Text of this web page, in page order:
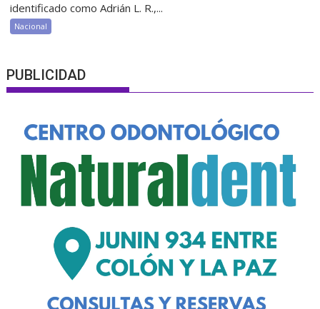
identificado como Adrián L. R.,...
Nacional
PUBLICIDAD